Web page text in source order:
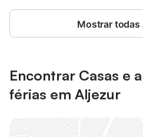
Mostrar todas
Encontrar Casas e
férias em Aljezur